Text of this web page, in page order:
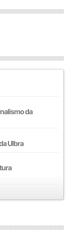
da
Ulbra